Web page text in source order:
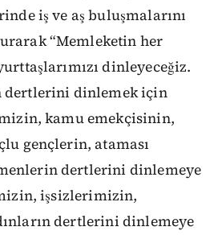
iş ve aş buluşmalarını
“Memleketin her
dinleyeceğiz.
dertlerini dinlemek için
kamu emekçisinin,
gençlerin, ataması
dertlerini dinlemeye
işsizlerimizin,
dertlerini dinlemeye